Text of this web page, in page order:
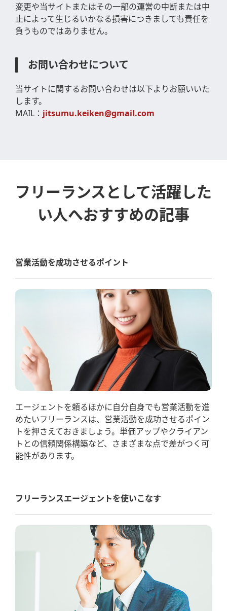
変更や当サイトまたはその一部の運営の中断または中
止によって生じるいかなる損害につきましても責任を
負うものではありません。
お問い合わせについて
当サイトに関するお問い合わせは以下よりお願いいた
します。
MAIL： jitsumu.keiken@gmail.com
フリーランスとして活躍した
い人へおすすめの記事
営業活動を成功させるポイント
エージェントを頼るほかに自分自身でも営業活動を進
めたいフリーランスは、営業活動を成功させるポイン
トを押さえておきましょう。単価アップやクライアン
トとの信頼関係構築など、さまざまな点で差がつく可
能性があります。
フリーランスエージェントを使いこなす